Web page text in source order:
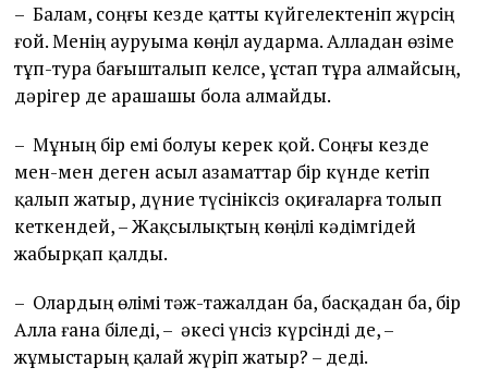
– Балам, соңғы кезде қатты күйгелектеніп жүрсің
ғой. Менің ауруыма көңіл аударма. Алладан өзіме
тұп-тура бағышталып келсе, ұстап тұра алмайсың,
дәрігер де арашашы бола алмайды.
– Мұның бір емі болуы керек қой. Соңғы кезде
мен-мен деген асыл азаматтар бір күнде кетіп
қалып жатыр, дүние түсініксіз оқиғаларға толып
кеткендей, – Жақсылықтың көңілі кәдімгідей
жабырқап қалды.
– Олардың өлімі тәж-тажалдан ба, басқадан ба, бір
Алла ғана біледі, – әкесі үнсіз күрсінді де, –
жұмыстарың қалай жүріп жатыр? – деді.